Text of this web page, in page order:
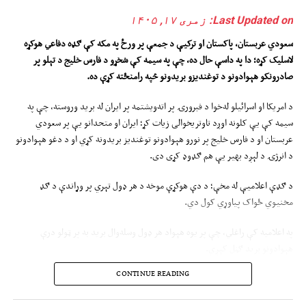
Last Updated on: زمری ۱۷, ۱۴۰۵
سعودي عربستان، پاکستان او ترکیې د جمعې پر ورځ په مکه کې ګډه دفاعي هوکړه
لاسلیک کړه؛ دا په داسېحالده،چې په سیمه کې شخړو د فارس خلیجد تېلو پر
صادرونکو هېوادونو د توغندیزو بریدونو څپه رامنځته کړې ده.
د امریکا او اسرائیلو له‌خوا د فبرورۍ پر اته‌ویشتمه پر ایران له برید وروسته، چې په
سیمه کې یې کلونه اوږد تاوتریخوالی زیات کړ؛ ایران او متحدانو یې پر سعودي
عربستان او د فارس خلیج پر نورو هېوادونو توغندیز بریدونه کړي او د دغو هېوادونو
د انرژۍ د لېږد بهیر یې هم ګډوډ کړی دی.
د ګډې اعلامیې له مخې؛ د دې هوکړې موخه د هر ډول تېري پر وړاندې د ګډ
مخنیوي ځواک پیاوړي کول دي.
که څه هم په اعلامیه کې د «مکې ګډې دفاعي هوکړې» په چوکاټ کې د هر لوري د
CONTINUE READING